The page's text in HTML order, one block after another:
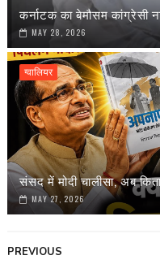
कर्नाटक का बेमौसम कांग्रेसी
MAY 28, 2026
ग्वालियर
संसद में मोदी चालीसा, अब
MAY 27, 2026
PREVIOUS